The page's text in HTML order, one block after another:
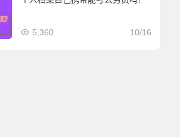
10/16
5,360